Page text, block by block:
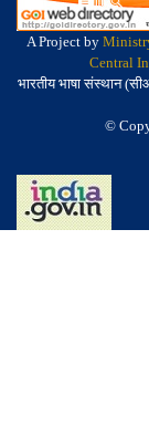
A Project by
Central
भारतीय भाषा संस्थान
©